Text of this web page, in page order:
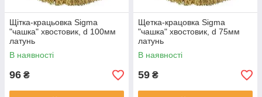
Щітка-крацьовка Sigma
"чашка" хвостовик, d 100мм
латунь
В наявності
96 ₴
Щетка-крацовка Sigma
"чашка" хвостовик, d 75мм
латунь
В наявності
59 ₴